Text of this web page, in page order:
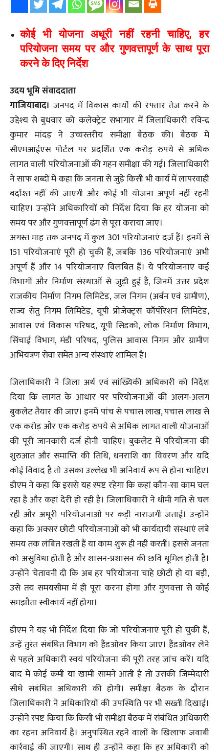
कोई भी योजना अधूरी नहीं रहनी चाहिए, हर
परियोजना समय पर और गुणवत्तापूर्ण के साथ पूरा
करने के दिए निर्देश
उदय भूमि संवाददाता
गाजियाबाद। जनपद में विकास कार्यों की रफ्तार तेज करने के
उद्देश्य से बुधवार को कलेक्ट्रेट सभागार में जिलाधिकारी रविन्द्र
कुमार मांदड़ ने उच्चस्तरीय समीक्षा बैठक की। बैठक में
सीएमआईएस पोर्टल पर प्रदर्शित एक करोड़ रुपये से अधिक
लागत वाली परियोजनाओं की गहन समीक्षा की गई। जिलाधिकारी
ने साफ शब्दों में कहा कि जनता से जुड़े किसी भी कार्य में लापरवाही
बर्दाश्त नहीं की जाएगी और कोई भी योजना अपूर्ण नहीं रहनी
चाहिए। उन्होंने अधिकारियों को निर्देश दिया कि हर योजना को
समय पर और गुणवत्तापूर्ण ढंग से पूरा कराया जाए।
अगस्त माह तक जनपद में कुल 301 परियोजनाएं दर्ज हैं। इनमें से
151 परियोजनाएं पूरी हो चुकी हैं, जबकि 136 परियोजनाएं अभी
अपूर्ण हैं और 14 परियोजनाएं विलंबित हैं। ये परियोजनाएं कई
विभागों और निर्माण संस्थाओं से जुड़ी हुई हैं, जिनमें उत्तर प्रदेश
राजकीय निर्माण निगम लिमिटेड, जल निगम (अर्बन एवं ग्रामीण),
राज्य सेतु निगम लिमिटेड, यूपी प्रोजेक्ट्स कॉर्पोरेशन लिमिटेड,
आवास एवं विकास परिषद, यूपी सिडको, लोक निर्माण विभाग,
सिंचाई विभाग, मंडी परिषद, पुलिस आवास निगम और ग्रामीण
अभियंत्रण सेवा समेत अन्य संस्थाएं शामिल हैं।
जिलाधिकारी ने जिला अर्थ एवं सांख्यिकी अधिकारी को निर्देश
दिया कि लागत के आधार पर परियोजनाओं की अलग-अलग
बुकलेट तैयार की जाए। इनमें पांच से पचास लाख, पचास लाख से
एक करोड़ और एक करोड़ रुपये से अधिक लागत वाली योजनाओं
की पूरी जानकारी दर्ज होनी चाहिए। बुकलेट में परियोजना की
शुरुआत और समाप्ति की तिथि, धनराशि का विवरण और यदि
कोई विवाद है तो उसका उल्लेख भी अनिवार्य रूप से होना चाहिए।
डीएम ने कहा कि इससे यह स्पष्ट रहेगा कि कहां कौन-सा काम चल
रहा है और कहां देरी हो रही है। जिलाधिकारी ने धीमी गति से चल
रही और अधूरी परियोजनाओं पर कड़ी नाराजगी जताई। उन्होंने
कहा कि अक्सर छोटी परियोजनाओं को भी कार्यदायी संस्थाएं लंबे
समय तक लंबित रखती हैं या काम शुरू ही नहीं करतीं। इससे जनता
को असुविधा होती है और शासन-प्रशासन की छवि धूमिल होती है।
उन्होंने चेतावनी दी कि अब हर परियोजना चाहे छोटी हो या बड़ी,
उसे तय समयसीमा में ही पूरा करना होगा और गुणवत्ता से कोई
समझौता स्वीकार्य नहीं होगा।
डीएम ने यह भी निर्देश दिया कि जो परियोजनाएं पूरी हो चुकी हैं,
उन्हें तुरंत संबंधित विभाग को हैंडओवर किया जाए। हैंडओवर लेने
से पहले अधिकारी स्वयं परियोजना की पूरी तरह जांच करें। यदि
बाद में कोई कमी या खामी सामने आती है तो उसकी जिम्मेदारी
सीधे संबंधित अधिकारी की होगी। समीक्षा बैठक के दौरान
जिलाधिकारी ने अधिकारियों की उपस्थिति पर भी सख्ती दिखाई।
उन्होंने स्पष्ट किया कि किसी भी समीक्षा बैठक में संबंधित अधिकारी
का रहना अनिवार्य है। अनुपस्थित रहने वालों के खिलाफ जवाबी
कार्रवाई की जाएगी। साथ ही उन्होंने कहा कि हर अधिकारी को